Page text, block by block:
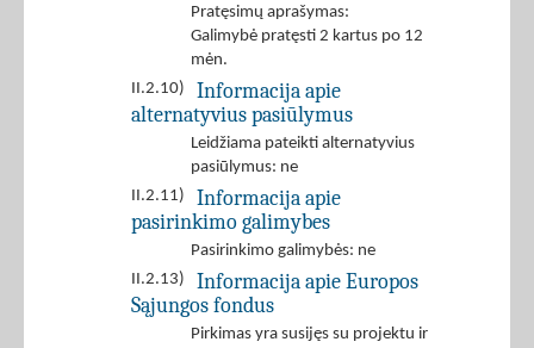
Pratęsimų aprašymas:
Galimybė pratęsti 2 kartus po 12
mėn.
II.2.10)
Informacija apie
alternatyvius pasiūlymus
Leidžiama pateikti alternatyvius
pasiūlymus: ne
II.2.11)
Informacija apie
pasirinkimo galimybes
Pasirinkimo galimybės: ne
II.2.13)
Informacija apie Europos
Sąjungos fondus
Pirkimas yra susijęs su projektu ir